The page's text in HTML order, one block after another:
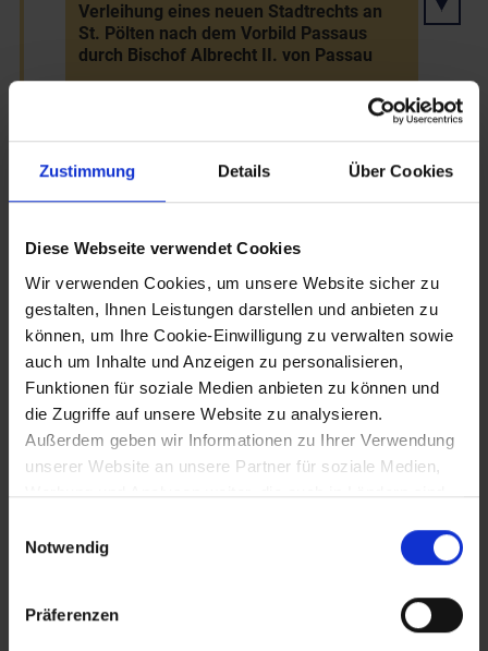
Zustimmung Details Über Cookies
Diese Webseite verwendet Cookies
Wir verwenden Cookies, um unsere Website sicher zu
gestalten, Ihnen Leistungen darstellen und anbieten zu
können, um Ihre Cookie-Einwilligung zu verwalten sowie
auch um Inhalte und Anzeigen zu personalisieren,
Funktionen für soziale Medien anbieten zu können und
die Zugriffe auf unsere Website zu analysieren.
Außerdem geben wir Informationen zu Ihrer Verwendung
unserer Website an unsere Partner für soziale Medien,
Werbung und Analysen weiter, die auch in Ländern sind,
gegeben ist, und in denen Sie Ihre Rechte uU nicht
effektiv durchsetzen können. Unsere Partner führen
diese Informationen möglicherweise mit weiteren Daten
zusammen, die Sie ihnen bereitgestellt haben oder die
Notwendig
Präferenzen
Verleihung eines neuen Stadtrechts an
St. Pölten nach dem Vorbild Passaus
durch Bischof Albrecht II. von Passau
25.11.1355
Hausordnung Herzog Albrechts II.:
Gemeinsame Regierung aller Söhne
20.7.1358
Tod Herzog Albrechts II. in Wien -
Nachfolger wird sein Sohn Rudolf IV.
20.7.1358 bis 27.7.1365 v. Chr.
Herzog Rudolf IV. (der Stifter)